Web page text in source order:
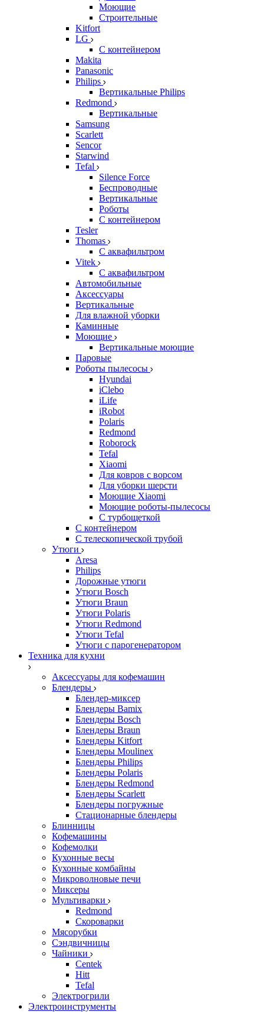
Моющие
Строительные
Kitfort
LG
С контейнером
Makita
Panasonic
Philips
Вертикальные Philips
Redmond
Вертикальные
Samsung
Scarlett
Sencor
Starwind
Tefal
Silence Force
Беспроводные
Вертикальные
Роботы
С контейнером
Tesler
Thomas
С аквафильтром
Vitek
С аквафильтром
Автомобильные
Аксессуары
Вертикальные
Для влажной уборки
Каминные
Моющие
Вертикальные моющие
Паровые
Роботы пылесосы
Hyundai
iClebo
iLife
iRobot
Polaris
Redmond
Roborock
Tefal
Xiaomi
Для ковров с ворсом
Для уборки шерсти
Моющие Xiaomi
Моющие роботы-пылесосы
С турбощеткой
С контейнером
С телескопической трубой
Утюги
Aresa
Philips
Дорожные утюги
Утюги Bosch
Утюги Braun
Утюги Polaris
Утюги Redmond
Утюги Tefal
Утюги с парогенератором
Техника для кухни
Аксессуары для кофемашин
Блендеры
Блендер-миксер
Блендеры Bamix
Блендеры Bosch
Блендеры Braun
Блендеры Kitfort
Блендеры Moulinex
Блендеры Philips
Блендеры Polaris
Блендеры Redmond
Блендеры Scarlett
Блендеры погружные
Стационарные блендеры
Блинницы
Кофемашины
Кофемолки
Кухонные весы
Кухонные комбайны
Микроволновые печи
Миксеры
Мультиварки
Redmond
Скороварки
Мясорубки
Сэндвичницы
Чайники
Centek
Hitt
Tefal
Электрогрили
Электроинструменты